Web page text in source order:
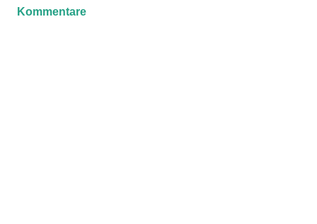
Kommentare